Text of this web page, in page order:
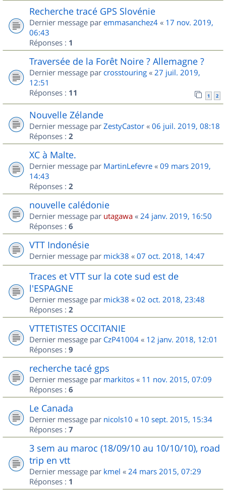
Recherche tracé GPS Slovénie
Dernier message par emmasanchez4 « 17 nov. 2019,
06:43
Réponses : 1
Traversée de la Forêt Noire ? Allemagne ?
Dernier message par crosstouring « 27 juil. 2019,
12:51
Réponses : 11 1 2
Nouvelle Zélande
Dernier message par ZestyCastor « 06 juil. 2019, 08:18
Réponses : 2
XC à Malte.
Dernier message par MartinLefevre « 09 mars 2019,
14:43
Réponses : 2
nouvelle calédonie
Dernier message par utagawa « 24 janv. 2019, 16:50
Réponses : 6
VTT Indonésie
Dernier message par mick38 « 07 oct. 2018, 14:47
Traces et VTT sur la cote sud est de
l'ESPAGNE
Dernier message par mick38 « 02 oct. 2018, 23:48
Réponses : 2
VTTETISTES OCCITANIE
Dernier message par CzP41004 « 12 janv. 2018, 12:01
Réponses : 9
recherche tacé gps
Dernier message par markitos « 11 nov. 2015, 07:09
Réponses : 6
Le Canada
Dernier message par nicols10 « 10 sept. 2015, 15:34
Réponses : 7
3 sem au maroc (18/09/10 au 10/10/10), road
trip en vtt
Dernier message par kmel « 24 mars 2015, 07:29
Réponses : 1